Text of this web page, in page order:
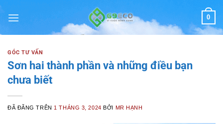
Chuyển
đến
0
GÓC TƯ VẤN
Sơn hai thành phần và những điều bạn
chưa biết
ĐÃ ĐĂNG TRÊN 1 THÁNG 3, 2024 BỞI MR HẠNH